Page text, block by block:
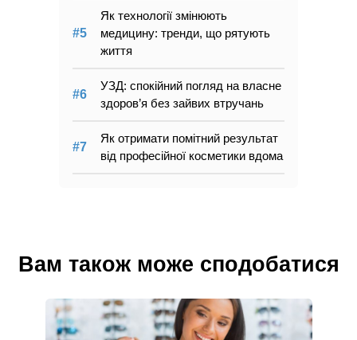
Як технології змінюють
медицину: тренди, що рятують
життя
УЗД: спокійний погляд на власне
здоров’я без зайвих втручань
Як отримати помітний результат
від професійної косметики вдома
Вам також може сподобатися